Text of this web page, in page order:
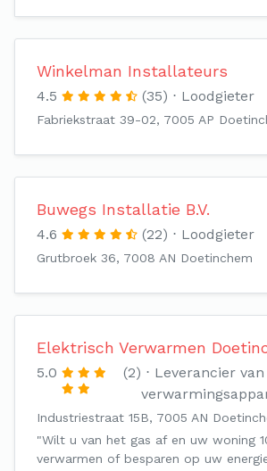
Winkelman Installateurs
4.5 (35) Loodgieter
Fabriekstraat 39-02, 7005 AP
Buwegs Installatie B.V.
4.6 (22) Loodgieter
Grutbroek 36, 7008 AN Doetinchem
Elektrisch Verwarmen
5.0 (2)
Leverancier van
Industriestraat 15B, 7005 AN
"Wilt u van het gas af en uw woning
verwarmen of besparen op uw